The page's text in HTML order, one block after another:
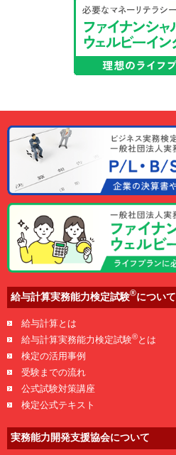
給与計算実務能力検定試験®について
給与計算とは
給与計算実務能力検定試験®とは
検定の活用事例
受験までの流れ
公式試験対策講座
検定公式テキスト
実務能力開発支援協会について